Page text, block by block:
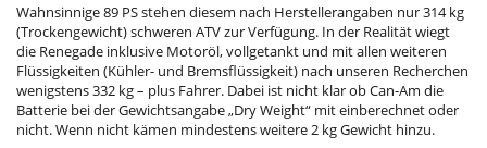
Wahnsinnige 89 PS stehen diesem nach Herstellerangaben nur 314 kg
(Trockengewicht) schweren ATV zur Verfügung. In der Realität wiegt
die Renegade inklusive Motoröl, vollgetankt und mit allen weiteren
Flüssigkeiten (Kühler- und Bremsflüssigkeit) nach unseren Recherchen
wenigstens 332 kg – plus Fahrer. Dabei ist nicht klar ob Can-Am die
Batterie bei der Gewichtsangabe „Dry Weight“ mit einberechnet oder
nicht. Wenn nicht kämen mindestens weitere 2 kg Gewicht hinzu.